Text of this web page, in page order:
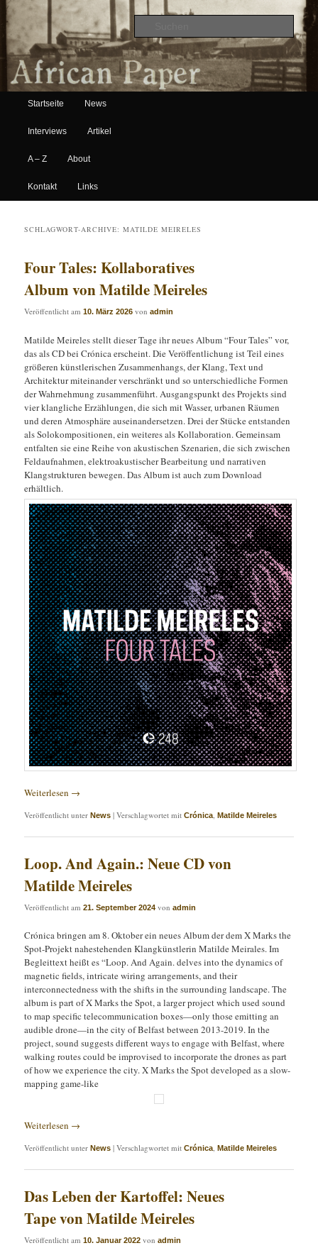
African Paper
Hauptmenü
Zum Inhalt wechseln
Zum sekundären Inhalt wechseln
Startseite News
Interviews Artikel
A – Z About
Kontakt Links
SCHLAGWORT-ARCHIVE:MATILDE MEIRELES
Four Tales: Kollaboratives
Album von Matilde Meireles
Veröffentlicht am10. März 2026 vonadmin
Matilde Meireles stellt dieser Tage ihr neues Album “Four Tales” vor,
das als CD bei Crónica erscheint. Die Veröffentlichung ist Teil eines
größeren künstlerischen Zusammenhangs, der Klang, Text und
Architektur miteinander verschränkt und so unterschiedliche Formen
der Wahrnehmung zusammenführt. Ausgangspunkt des Projekts sind
vier klangliche Erzählungen, die sich mit Wasser, urbanen Räumen
und deren Atmosphäre auseinandersetzen. Drei der Stücke entstanden
als Solokompositionen, ein weiteres als Kollaboration. Gemeinsam
entfalten sie eine Reihe von akustischen Szenarien, die sich zwischen
Feldaufnahmen, elektroakustischer Bearbeitung und narrativen
Klangstrukturen bewegen. Das Album ist auch zum Download
erhältlich.
Weiterlesen →
Veröffentlicht unter News |Verschlagwortet mit Crónica,Matilde Meireles
Loop. And Again.: Neue CD von
Matilde Meireles
Veröffentlicht am21. September 2024 vonadmin
Crónica bringen am 8. Oktober ein neues Album der dem X Marks the
Spot-Projekt nahestehenden Klangkünstlerin Matilde Meirales. Im
Begleittext heißt es “Loop. And Again. delves into the dynamics of
magnetic fields, intricate wiring arrangements, and their
interconnectedness with the shifts in the surrounding landscape. The
album is part of X Marks the Spot, a larger project which used sound
to map specific telecommunication boxes—only those emitting an
audible drone—in the city of Belfast between 2013-2019. In the
project, sound suggests different ways to engage with Belfast, where
walking routes could be improvised to incorporate the drones as part
of how we experience the city. X Marks the Spot developed as a slow-
mapping game-like
Weiterlesen →
Veröffentlicht unter News |Verschlagwortet mit Crónica,Matilde Meireles
Das Leben der Kartoffel: Neues
Tape von Matilde Meireles
Veröffentlicht am10. Januar 2022 vonadmin